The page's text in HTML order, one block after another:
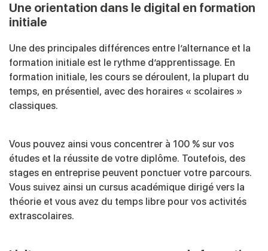
Une orientation dans le digital en formation
initiale
Une des principales différences entre l’alternance et la
formation initiale est le rythme d’apprentissage. En
formation initiale, les cours se déroulent, la plupart du
temps, en présentiel, avec des horaires « scolaires »
classiques.
Vous pouvez ainsi vous concentrer à 100 % sur vos
études et la réussite de votre diplôme. Toutefois, des
stages en entreprise peuvent ponctuer votre parcours.
Vous suivez ainsi un cursus académique dirigé vers la
théorie et vous avez du temps libre pour vos activités
extrascolaires.